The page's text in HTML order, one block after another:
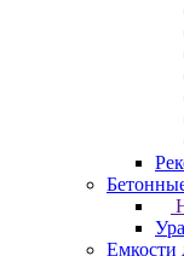
Емкости